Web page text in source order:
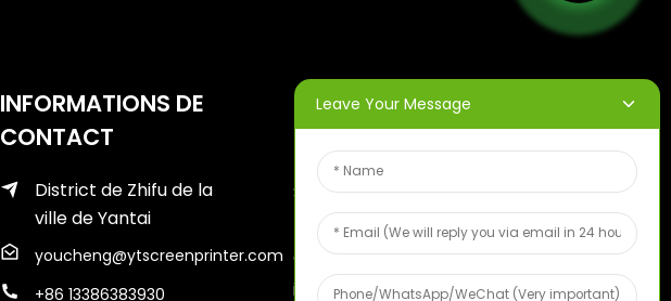
INFORMATIONS DE
CONTACT
District de Zhifu de la
ville de Yantai
youcheng@ytscreenprinter.com
+86 13386383930
BULLETINS
D'INFORMATION
Saisissez votre adresse e-
mail et nous vous
enverrons les dernières
informations sur nos offres.
Leave Your Message